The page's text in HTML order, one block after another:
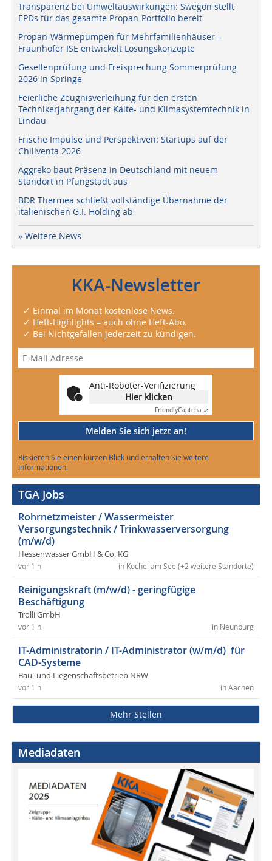
Transparenz bei Umweltauswirkungen: Swegon stellt
EPDs für das gesamte Propan-Portfolio bereit
Propan-Wärmepumpen für Mehrfamilienhäuser –
Fraunhofer ISE entwickelt Lösungskonzepte
Gesellenprüfung und Freisprechung Sommerprüfung
2026 in Springe
Feierliche Zeugnisverleihung für den ersten
Technikerjahrgang der Kälte- und Klimasystemtechnik in
Lindau
Frische Impulse und Perspektiven: Startups auf der
Chillventa 2026
Aggreko baut Präsenz in Deutschland mit neuem
Standort in Pfungstadt aus
BDR Thermea schließt vollständige Übernahme der
italienischen G.I. Holding ab
» Weitere News
KKA-Newsletter
✓ Einmal im Monat kostenlose News.
✓ Heft-Highlights – auch ohne Heft-Abo.
✓ Bei Nichtgefallen jederzeit zu kündigen.
Anti-Roboter-Verifizierung
Hier klicken
FriendlyCaptcha ⇗
Melden Sie sich jetzt an!
Riskieren Sie einen kurzen Blick und erhalten Sie weitere
Informationen.
TGA Jobs
Rohrnetzmeister / Wassermeister
Versorgungstechnik / Trinkwasserversorgung
(m/w/d)
Hessenwasser GmbH & Co. KG
in Kochel am See (+2 weitere Standorte)
vor 1 h
Reinigungskraft (m/w/d) - geringfügige
Beschäftigung
Trolli GmbH
in Neunburg
vor 1 h
IT-Administratorin / IT-Administrator (w/m/d) für
CAD-Systeme
Bau- und Liegenschaftsbetrieb NRW
in Aachen
vor 1 h
Mehr Stellen
Mediadaten